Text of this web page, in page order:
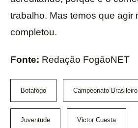
trabalho. Mas temos que agir
completou.
Fonte: Redação FogãoNET
Botafogo Campeonato Brasileiro
Juventude Victor Cuesta